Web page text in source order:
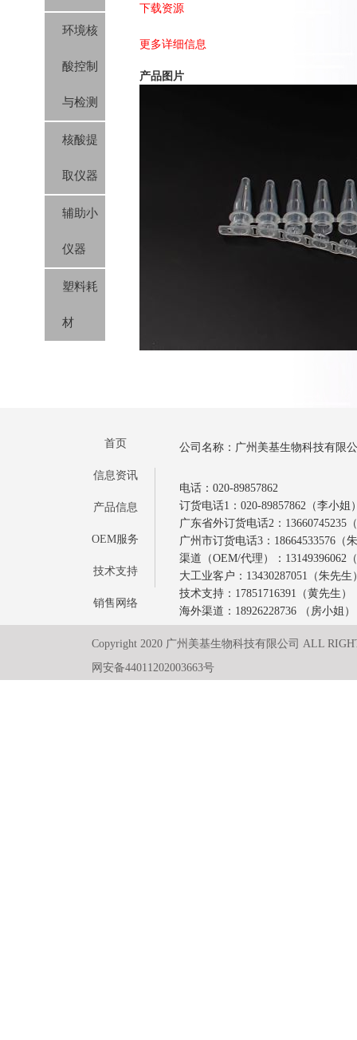
环境核
酸控制
与检测
核酸提
取仪器
辅助小
仪器
塑料耗
材
下载资源
更多详细信息
产品图片
首页
信息资讯
产品信息
OEM服务
技术支持
销售网络
公司名称：广州美基生物科技有限
电话：020-89857862
订货电话1：020-89857862（李小姐
广东省外订货电话2：13660745235
广州市订货电话3：18664533576（
渠道（OEM/代理）：13149396062
大工业客户：13430287051（朱先生
技术支持：17851716391（黄先生）
海外渠道：18926228736 （房小姐）
Copyright 2020 广州美基生物科技有限公司 ALL
网安备44011202003663号